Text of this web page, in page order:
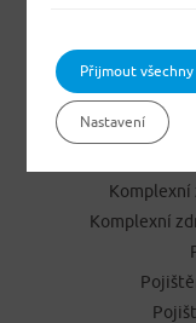
Dětské
Komplexní
Přijmout všechny
Nastavení